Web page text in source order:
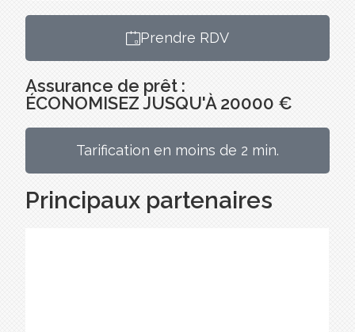
Prendre RDV
Assurance de prêt :
ÉCONOMISEZ JUSQU'À 20000 €
Tarification en moins de 2 min.
Principaux partenaires